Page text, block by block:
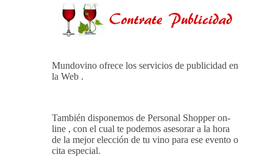
Mundovino ofrece los servicios de publicidad en
la Web .
También disponemos de Personal Shopper on-
line , con el cual te podemos asesorar a la hora
de la mejor elección de tu vino para ese evento o
cita especial.